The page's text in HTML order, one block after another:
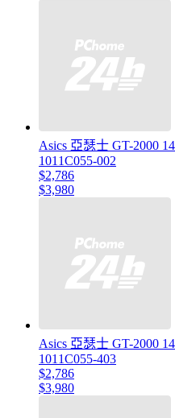
Asics 亞瑟士 GT-2000
1011C055-002
$2,786
$3,980
Asics 亞瑟士 GT-2000
1011C055-403
$2,786
$3,980